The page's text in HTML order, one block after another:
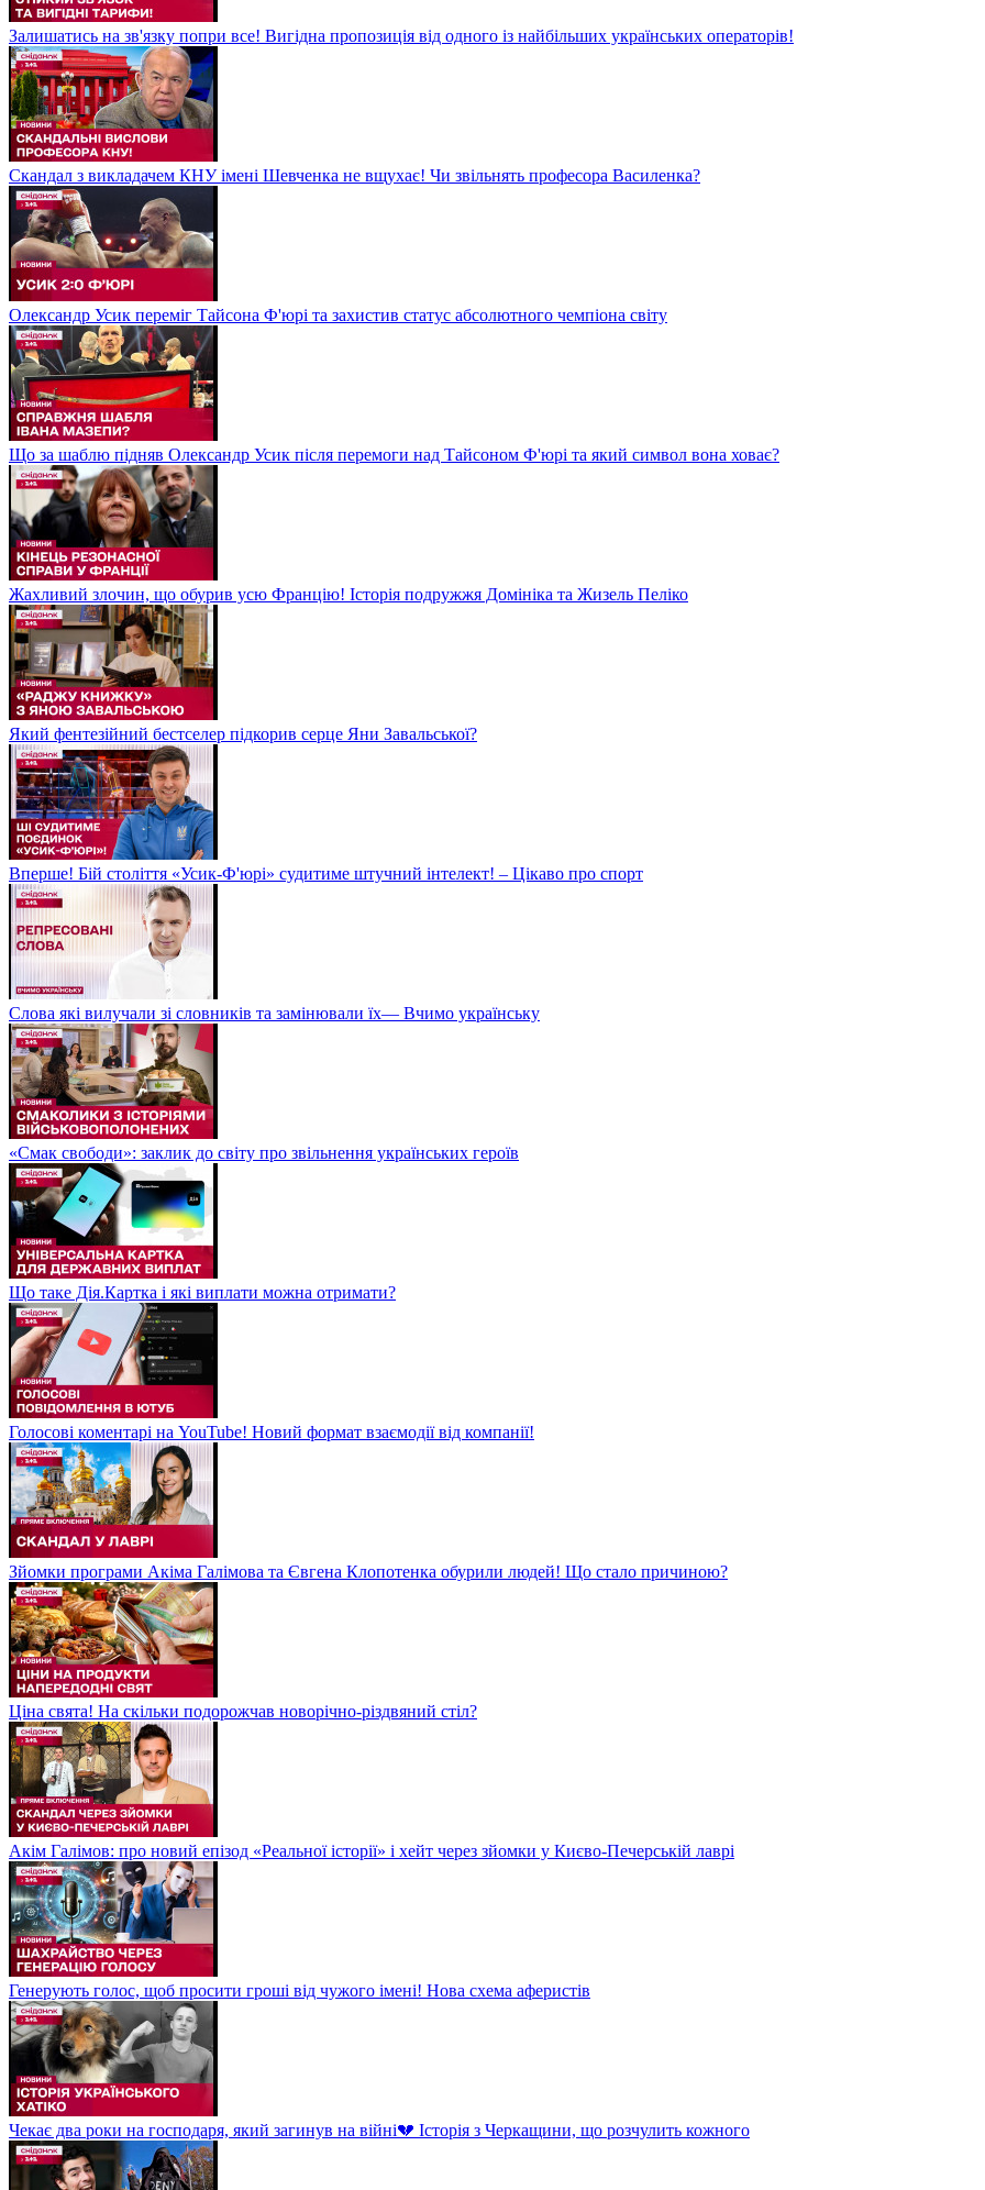
Залишатись на зв'язку попри все! Вигідна пропозиція від одного із найбільших українських операторів!
Скандал з викладачем КНУ імені Шевченка не вщухає! Чи звільнять професора Василенка?
Олександр Усик переміг Тайсона Ф'юрі та захистив статус абсолютного чемпіона світу
Що за шаблю підняв Олександр Усик після перемоги над Тайсоном Ф'юрі та який символ вона ховає?
Жахливий злочин, що обурив усю Францію! Історія подружжя Домініка та Жизель Пеліко
Який фентезійний бестселер підкорив серце Яни Завальської?
Вперше! Бій століття «Усик-Ф'юрі» судитиме штучний інтелект! – Цікаво про спорт
Слова які вилучали зі словників та замінювали їх— Вчимо українську
«Смак свободи»: заклик до світу про звільнення українських героїв
Що таке Дія.Картка і які виплати можна отримати?
Голосові коментарі на YouTube! Новий формат взаємодії від компанії!
Зйомки програми Акіма Галімова та Євгена Клопотенка обурили людей! Що стало причиною?
Ціна свята! На скільки подорожчав новорічно-різдвяний стіл?
Акім Галімов: про новий епізод «Реальної історії» і хейт через зйомки у Києво-Печерській лаврі
Генерують голос, щоб просити гроші від чужого імені! Нова схема аферистів
Чекає два роки на господаря, який загинув на війні💔 Історія з Черкащини, що розчулить кожного